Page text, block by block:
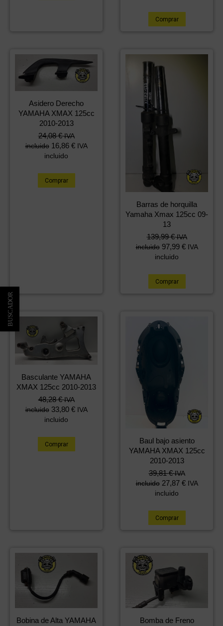
Comprar
Asidero Derecho
YAMAHA XMAX 125cc
2010-2013
24,08€ IVA
incluido 16,86 € IVA
incluido
Comprar
Barras de horquilla
Yamaha Xmax 125cc 09-
13
139,99€ IVA
incluido 97,99 € IVA
incluido
Comprar
Basculante YAMAHA
XMAX 125cc 2010-2013
48,28€ IVA
incluido 33,80 € IVA
incluido
Comprar
Baul bajo asiento
YAMAHA XMAX 125cc
2010-2013
39,81€ IVA
incluido 27,87 € IVA
incluido
Comprar
Bobina de Alta YAMAHA
Bomba de Freno